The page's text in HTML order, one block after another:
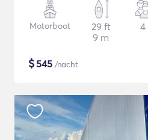
Motorboot
29 ft
9 m
4
$545 /nacht